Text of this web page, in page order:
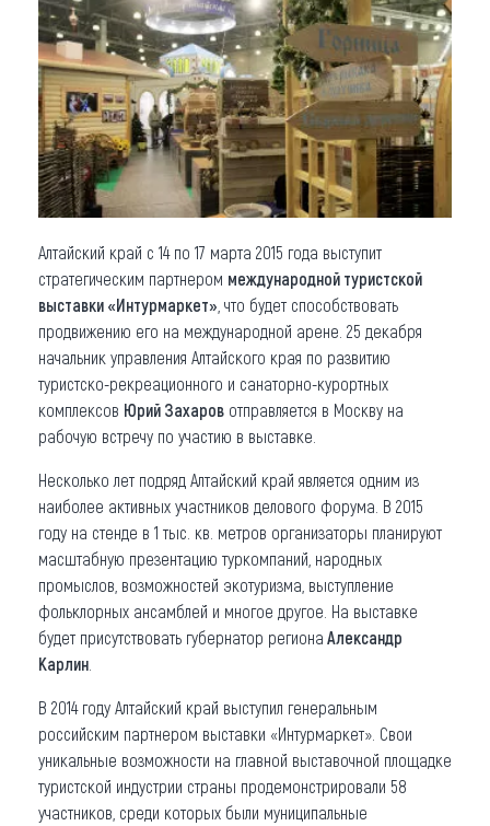
Что привезти (сувениры)
О регионе
Коллекция впечатлений
Другие рубрики
Алтайский край с 14 по 17 марта 2015 года выступит
стратегическим партнером международной туристской
выставки «Интурмаркет» , что будет способствовать
продвижению его на международной арене. 25 декабря
начальник управления Алтайского края по развитию
туристско-рекреационного и санаторно-курортных
комплексов Юрий Захаров отправляется в Москву на
рабочую встречу по участию в выставке.
Несколько лет подряд Алтайский край является одним из
наиболее активных участников делового форума. В 2015
году на стенде в 1 тыс. кв. метров организаторы планируют
масштабную презентацию туркомпаний, народных
промыслов, возможностей экотуризма, выступление
фольклорных ансамблей и многое другое. На выставке
будет присутствовать губернатор региона Александр
Карлин
В 2014 году Алтайский край выступил генеральным
российским партнером выставки «Интурмаркет». Свои
уникальные возможности на главной выставочной площадке
туристской индустрии страны продемонстрировали 58
участников, среди которых были муниципальные